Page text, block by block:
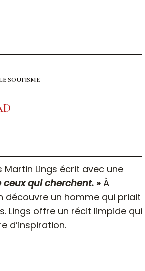
SOUFISME
qui cherchent. » À
découvre un homme qui priait
Lings offre un récit limpide qui
d’inspiration.